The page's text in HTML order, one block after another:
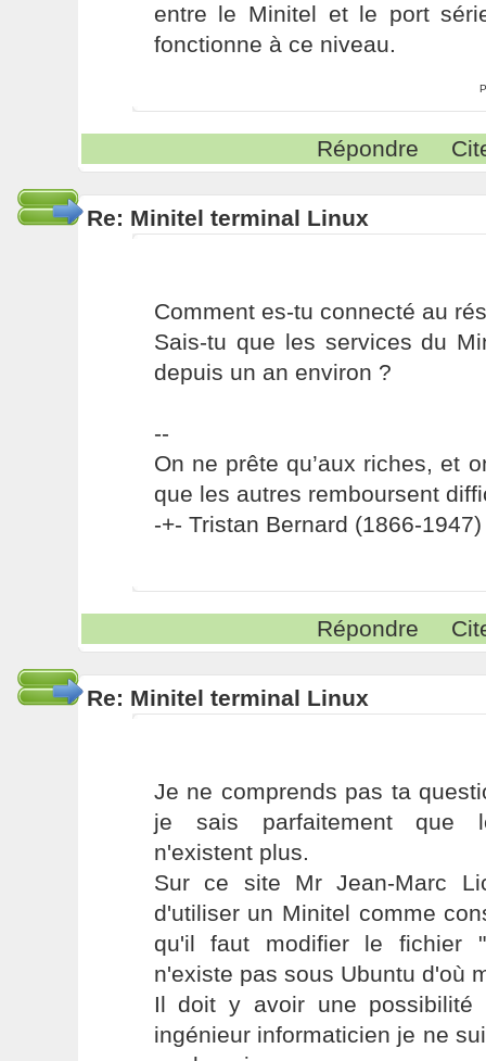
entre le Minitel et le port
fonctionne à ce niveau.
Répondre
Re: Minitel terminal Linux
Comment es-tu connecté au
Sais-tu que les services du
depuis un an environ ?
--
On ne prête qu’aux riches, et
que les autres remboursent
-+- Tristan Bernard (1866-1947)
Répondre
Re: Minitel terminal Linux
Je ne comprends pas ta
je sais parfaitement que
n'existent plus.
Sur ce site Mr Jean-Marc
d'utiliser un Minitel comme
qu'il faut modifier le fichier
n'existe pas sous Ubuntu d'où
Il doit y avoir une
ingénieur informaticien je ne